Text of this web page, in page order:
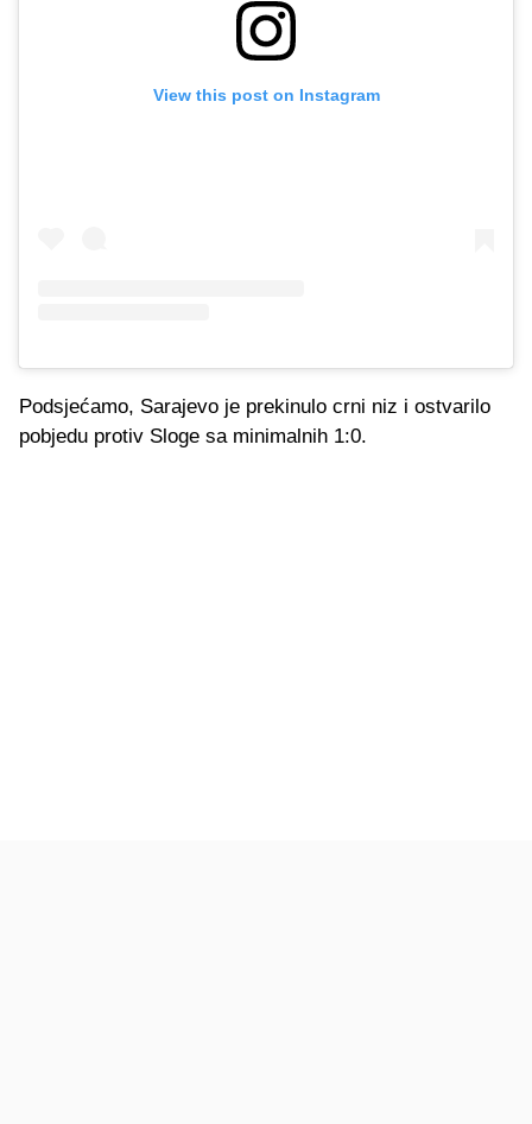
View this post on Instagram
Podsjećamo, Sarajevo je prekinulo crni niz i ostvarilo
pobjedu protiv Sloge sa minimalnih 1:0.